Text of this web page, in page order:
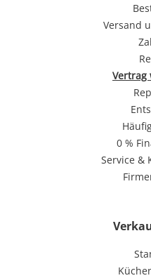
Versand
Vertrag
0 %
Service &